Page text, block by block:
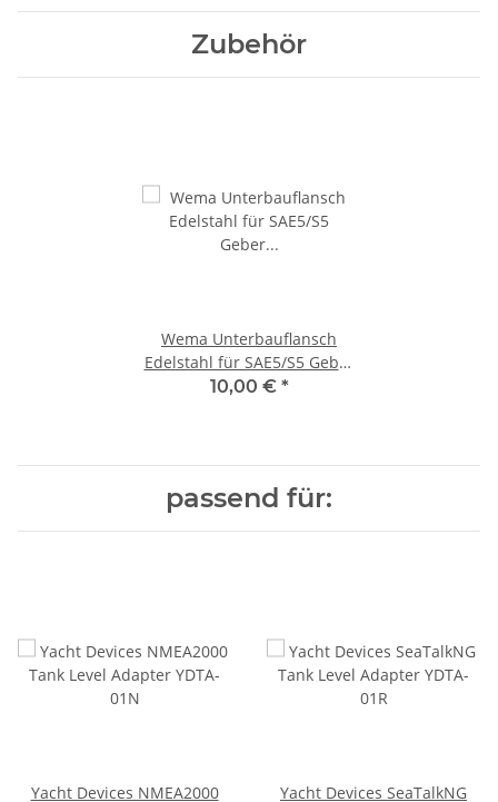
Zubehör
Wema Unterbauflansch
Edelstahl für SAE5/S5 Geber
163303 / 21353202
10,00 € *
passend für:
Yacht Devices NMEA2000
Yacht Devices SeaTalkNG